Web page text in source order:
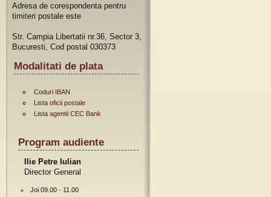
Adresa de corespondenta pentru
timiteri postale este
Str. Campia Libertatii nr.36, Sector 3,
Bucuresti, Cod postal 030373
Modalitati de plata
Coduri IBAN
Lista oficii postale
Lista agentii CEC Bank
Program audiente
Ilie Petre Iulian
Director General
Joi 09.00 - 11.00